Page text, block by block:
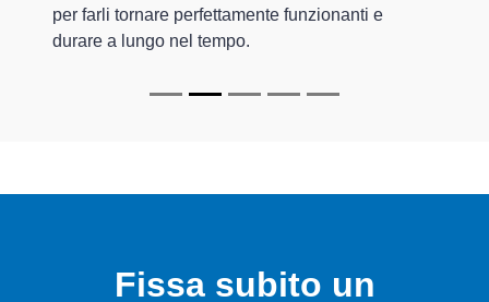
per farli tornare perfettamente funzionanti e
durare a lungo nel tempo.
Fissa subito un